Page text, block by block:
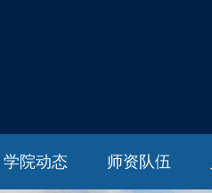
学院动态 师资队伍